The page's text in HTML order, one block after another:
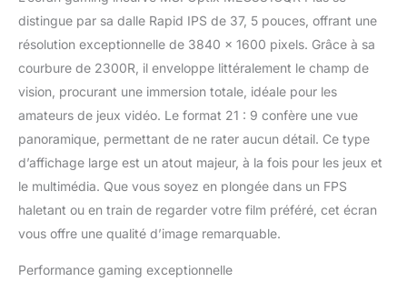
dans l'image 37.5"
UWQHD+ - Dalle Rapid
IPS 3840x1600 pour 1.07
milliard de couleurs (FRC
8+2 bits) sur une large
gamme de couleurs
(129% sRGB, 96% DCI-
P3); Luminosité
DisplayHDR 600 (pic de
600 nits) & contraste
1000:1 (100000000:1
DCR) REFRESH RATE
175Hz, GTG 1MS -
rafraîchissement de
distingue par sa dalle Rapid IPS de 37, 5 pouces, offrant une
résolution exceptionnelle de 3840 x 1600 pixels. Grâce à sa
courbure de 2300R, il enveloppe littéralement le champ de
vision, procurant une immersion totale, idéale pour les
amateurs de jeux vidéo. Le format 21 : 9 confère une vue
panoramique, permettant de ne rater aucun détail. Ce type
d’affichage large est un atout majeur, à la fois pour les jeux et
le multimédia. Que vous soyez en plongée dans un FPS
haletant ou en train de regarder votre film préféré, cet écran
vous offre une qualité d’image remarquable.
Performance gaming exceptionnelle